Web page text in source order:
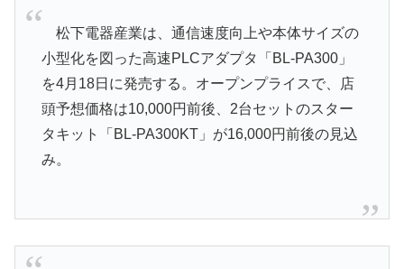
松下電器産業は、通信速度向上や本体サイズの
小型化を図った高速PLCアダプタ「BL-PA300」
を4月18日に発売する。オープンプライスで、店
頭予想価格は10,000円前後、2台セットのスター
タキット「BL-PA300KT」が16,000円前後の見込
み。